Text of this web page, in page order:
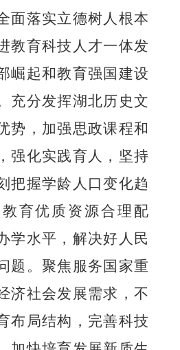
面落实立德树人根本
教育科技人才一体发
崛起和教育强国建设
充分发挥湖北历史文
势，加强思政课程和
强化实践育人，坚持
把握学龄人口变化趋
育优质资源合理配
学水平，解决好人民
题。聚焦服务国家重
济社会发展需求，不
布局结构，完善科技